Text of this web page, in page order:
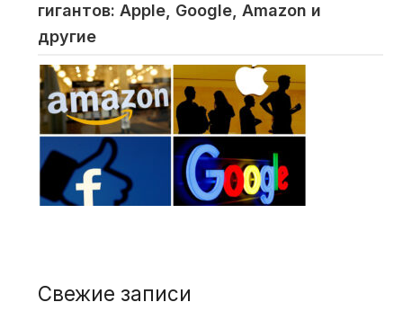
гигантов: Apple, Google, Amazon и
другие
Свежие записи